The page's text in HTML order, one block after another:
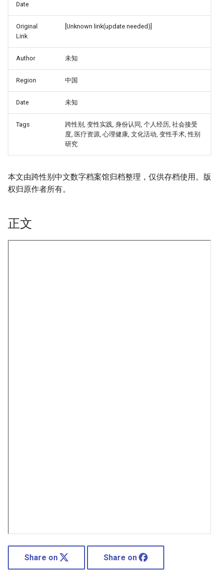
Date
Original
Link
[Unknown link(update needed)]
Author 未知
Region 中国
Date 未知
Tags
跨性别, 变性实践, 身份认同, 个人经历, 社会接受
度, 医疗资源, 心理健康, 文化活动, 变性手术, 性别
研究
本文由跨性别中文数字档案馆归档整理，仅供存档使用。版
权归原作者所有。
正文
Share on Share on